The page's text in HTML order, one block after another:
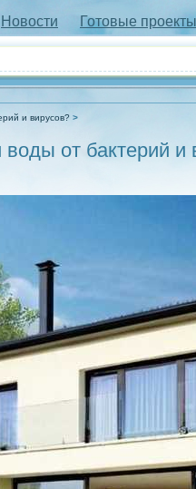
Новости Готовые проекты
и вирусов?
воды от бактерий и